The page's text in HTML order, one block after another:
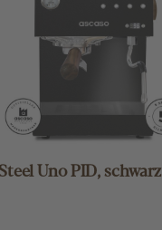
Uno PID, schwarz